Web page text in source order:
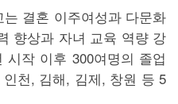
결혼 이주여성과 다문화
향상과 자녀 교육 역량 강
시작 이후 300여명의 졸업
천, 김해, 김제, 창원 등 5